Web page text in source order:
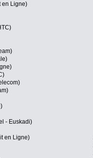
en Ligne)
- Euskadi)
en Ligne)